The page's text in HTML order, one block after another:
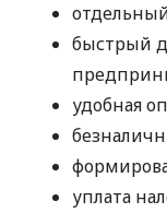
быстрый
удобная
уплата